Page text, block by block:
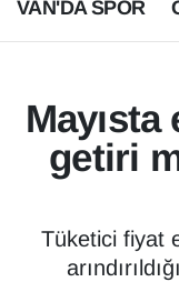
VAN'DA SPOR
Mayısta
getiri
Tüketici fiyat
ASAYİŞ
BİLİM VE
Biyografi
Bölge
ÇEVRE
Van Hava
Van Namaz
Van Trafik
Süper Lig
Tüm